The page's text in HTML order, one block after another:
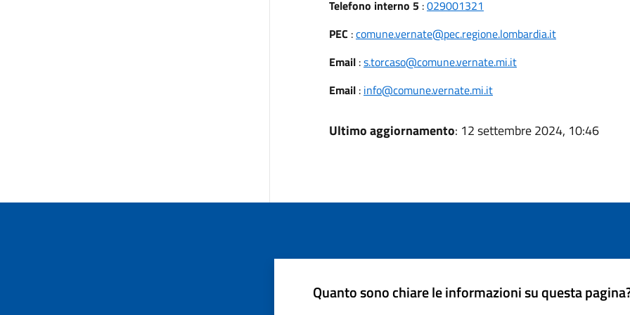
Telefono interno 5:029001321
PEC :comune.vernate@pec.regione.lombardia.it
Email:s.torcaso@comune.vernate.mi.it
Email: info@comune.vernate.mi.it
Ultimo aggiornamento: 12 settembre 2024, 10:46
Quanto sono chiare le informazioni su questa